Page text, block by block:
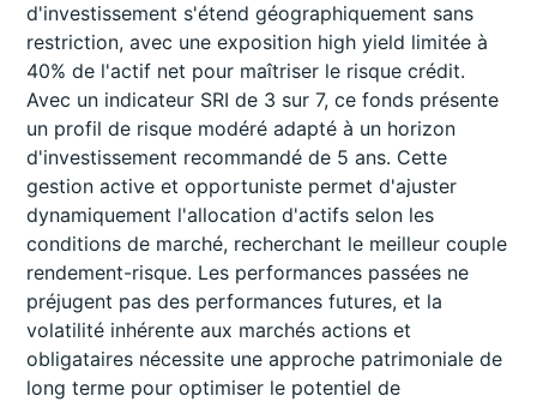
d'investissement s'étend géographiquement sans
restriction, avec une exposition high yield limitée à
40% de l'actif net pour maîtriser le risque crédit.
Avec un indicateur SRI de 3 sur 7, ce fonds présente
un profil de risque modéré adapté à un horizon
d'investissement recommandé de 5 ans. Cette
gestion active et opportuniste permet d'ajuster
dynamiquement l'allocation d'actifs selon les
conditions de marché, recherchant le meilleur couple
rendement-risque. Les performances passées ne
préjugent pas des performances futures, et la
volatilité inhérente aux marchés actions et
obligataires nécessite une approche patrimoniale de
long terme pour optimiser le potentiel de